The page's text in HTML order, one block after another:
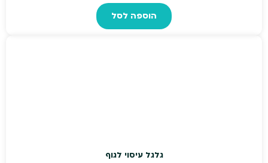
הוספה לסל
גלגל עיסוי לגוף